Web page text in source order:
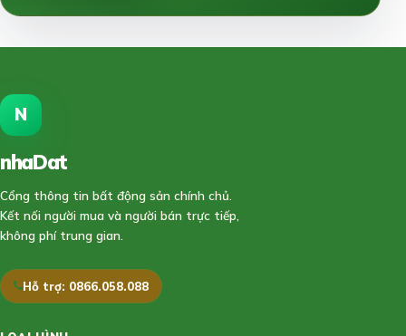
N
nhaDat
Cổng thông tin bất động sản chính chủ.
Kết nối người mua và người bán trực tiếp,
không phí trung gian.
Hỗ trợ: 0866.058.088